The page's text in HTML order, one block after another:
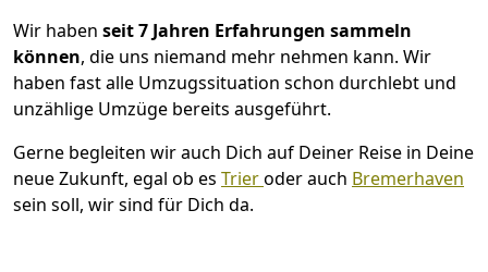
Wir haben seit7 Jahren Erfahrungen sammeln
können, die uns niemand mehr nehmen kann. Wir
haben fast alle Umzugssituation schon durchlebt und
unzählige Umzüge bereits ausgeführt.
Gerne begleiten wir auch Dich auf Deiner Reise in Deine
neue Zukunft, egal ob es Trieroder auch Bremer­haven
sein soll, wir sind für Dich da.